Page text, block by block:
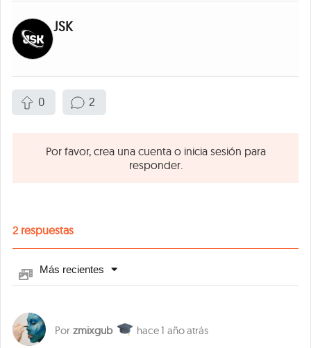
JSK
0 2
Por favor, crea una cuenta o inicia sesión para
responder.
2respuestas
Más recientes
zmixgub 1 año atrás